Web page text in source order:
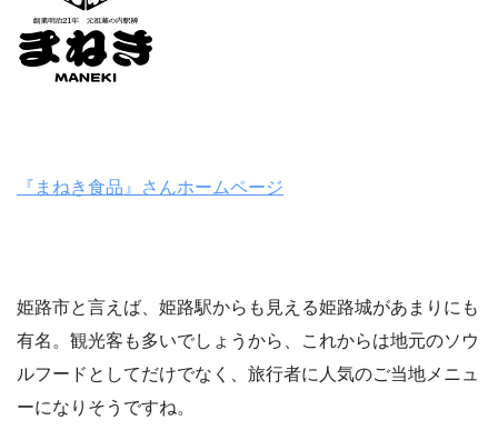
『まねき食品 』 さんホームページ
姫路市と言えば、姫路駅からも見える姫路城があまりにも
有名。観光客も多いでしょうから、これからは地元のソウ
ルフードとしてだけでなく、旅行者に人気のご当地メニュ
ーになりそうですね。